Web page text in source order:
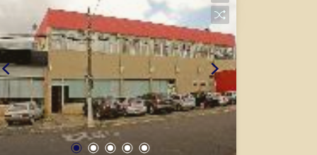
Corretor(a) Online
CORRETOR DE PLANTÃO